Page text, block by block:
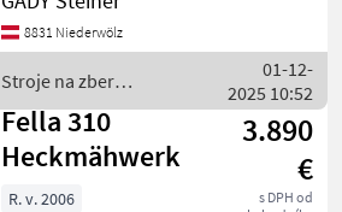
HoChwertigen
Zinkenaufbereiter und
Eintausch -Finanzierung
und Zustellung möglich ! K
8831 Niederwölz
Stroje na zber
objemových krmív / Fella
01-12-
2025 10:52
Fella 310
Heckmähwerk
3.890
€
s DPH od
R. v. 2006